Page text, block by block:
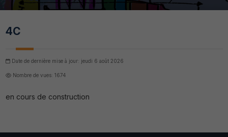
4C
Date de dernière mise à jour: jeudi 6 août 2026
Nombre de vues: 1674
en cours de construction